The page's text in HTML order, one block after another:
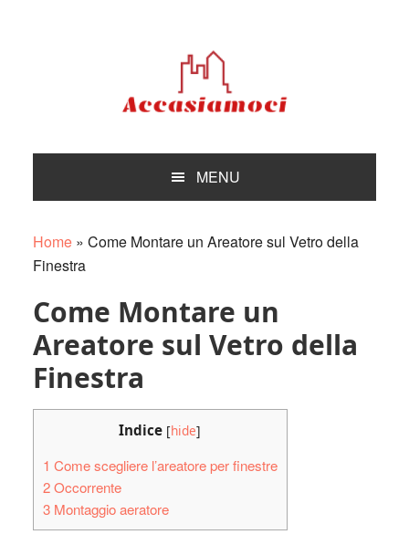
MENU
Home» Come Montare un Areatore sul Vetro della
Finestra
Come Montare un
Areatore sul Vetro della
Finestra
Indice [hide]
1 Come scegliere l’areatore per finestre
2Occorrente
3Montaggio aeratore